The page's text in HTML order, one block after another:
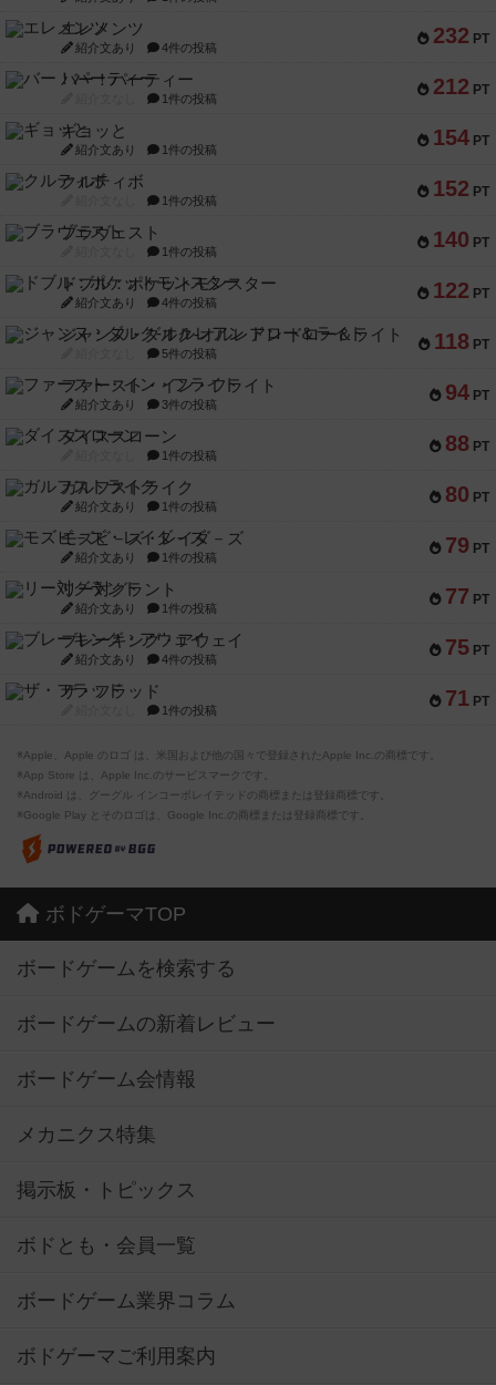
232 PT
エレメンツ
紹介文あり 4件の投稿
212 PT
バー！パーティー
1件の投稿
154 PT
ギョッと
紹介文あり 1件の投稿
152 PT
クルティボ
1件の投稿
140 PT
ブラヴェスト
1件の投稿
122 PT
ドブル：ポケットモンスター
紹介文あり 4件の投稿
118 PT
ジャンヌ・ダルク-オルレアン ドロー＆ライト
5件の投稿
94 PT
ファースト・イン・フライト
紹介文あり 3件の投稿
88 PT
ダイススローン
1件の投稿
80 PT
ガルフストライク
紹介文あり 1件の投稿
79 PT
モズビ－ズ・レイダ－ズ
紹介文あり 1件の投稿
77 PT
リー対グラント
紹介文あり 1件の投稿
75 PT
ブレーキング・アウェイ
紹介文あり 4件の投稿
71 PT
ザ・フラッド
1件の投稿
※Apple、Apple のロゴ は、米国および他の国々で登録されたApple Inc.の商標です。
※App Store は、Apple Inc.のサービスマークです。
※Android は、グーグル インコーポレイテッドの商標または登録商標です。
※Google Play とそのロゴは、Google Inc.の商標または登録商標です。
ボドゲーマTOP
ボードゲームを検索する
ボードゲームの新着レビュー
ボードゲーム会情報
メカニクス特集
掲示板・トピックス
ボドとも・会員一覧
ボードゲーム業界コラム
ボドゲーマご利用案内